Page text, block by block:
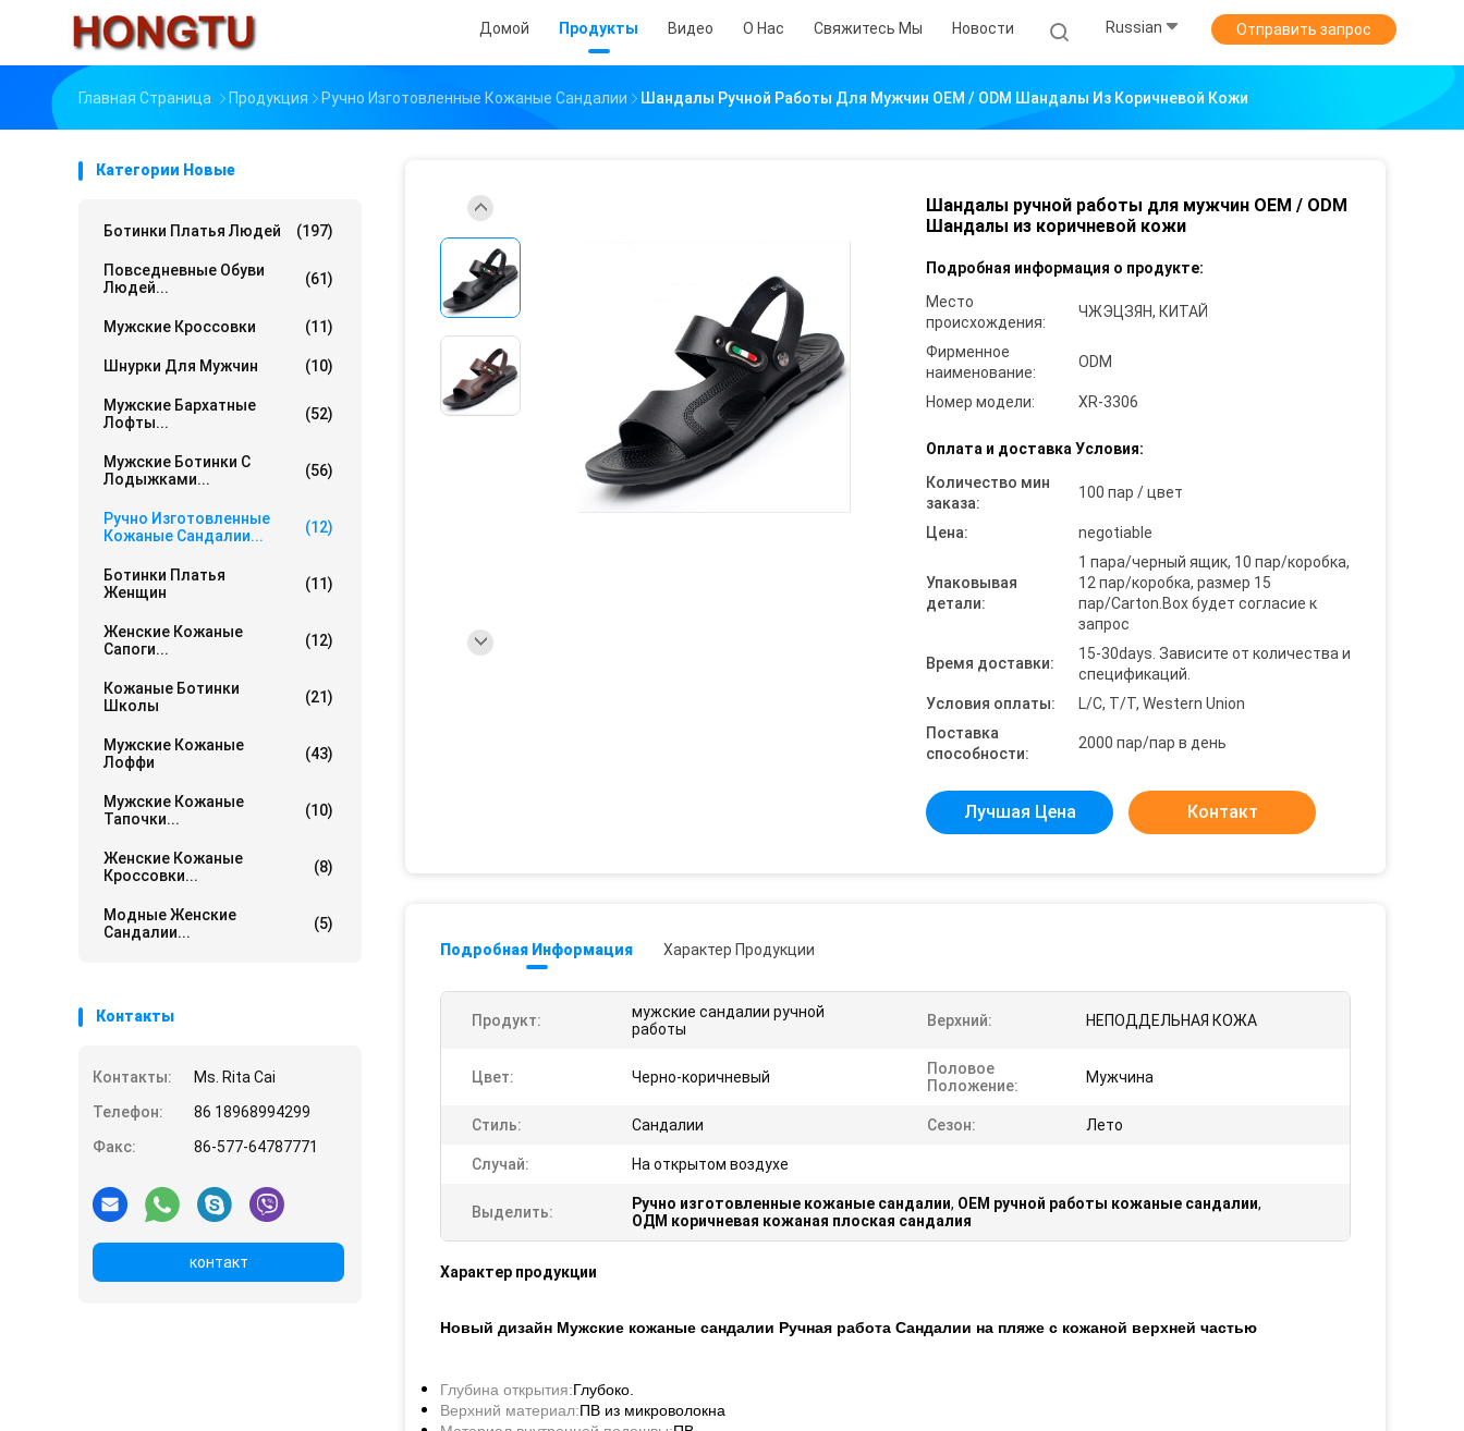
Домой Продукты Видео О Нас Свяжитесь Мы Новости Russian Отправить запрос
Главная Страница Продукция Ручно Изготовленные Кожаные Сандалии Шандалы Ручной Работы Для Мужчин OEM / ODM Шандалы Из Коричневой Кожи
Категории Новые
Ботинки Платья Людей (197)
Повседневные Обуви
Людей...
(61)
Мужские Кроссовки (11)
Шнурки Для Мужчин (10)
Мужские Бархатные
Лофты...
(52)
Мужские Ботинки С
Лодыжками...
(56)
Ручно Изготовленные
Кожаные Сандалии...
(12)
Ботинки Платья
Женщин
(11)
Женские Кожаные
Сапоги...
(12)
Кожаные Ботинки
Школы
(21)
Мужские Кожаные
Лоффи
(43)
Мужские Кожаные
Тапочки...
(10)
Женские Кожаные
Кроссовки...
(8)
Модные Женские
Сандалии...
(5)
Контакты
Контакты:
Ms. Rita Cai
Телефон:
86 18968994299
Факс:
86-577-64787771
контакт
Шандалы ручной работы для мужчин OEM / ODM
Шандалы из коричневой кожи
Подробная информация о продукте:
Место
происхождения:
ЧЖЭЦЗЯН, КИТАЙ
Фирменное
наименование:
ODM
Номер модели: XR-3306
Оплата и доставка Условия:
Количество мин
заказа:
100 пар / цвет
Цена: negotiable
Упаковывая
детали:
1 пара/черный ящик, 10 пар/коробка,
12 пар/коробка, размер 15
пар/Carton.Box будет согласие к
запрос
Время доставки:
15-30days. Зависите от количества и
спецификаций.
Условия оплаты:
L/C, T/T, Western Union
Поставка
способности:
2000 пар/пар в день
Лучшая Цена Контакт
Подробная Информация Характер Продукции
Продукт:
мужские сандалии ручной
работы
Верхний: НЕПОДДЕЛЬНАЯ КОЖА
Цвет: Черно-коричневый
Половое
Положение:
Мужчина
Стиль: Сандалии Сезон: Лето
Случай: На открытом воздухе
Выделить: Ручно изготовленные кожаные сандалии, OEM ручной работы кожаные сандалии,
ОДМ коричневая кожаная плоская сандалия
Характер продукции
Новый дизайн Мужские кожаные сандалии Ручная работа Сандалии на пляже с кожаной верхней частью
Глубина открытия:Глубоко.
Верхний материал:ПВ из микроволокна